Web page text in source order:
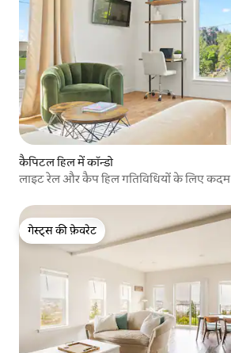
कैपिटल हिल में कॉन्डो
लाइट रेल और कैप हिल गतिविधियों के लिए कदम
गेस्ट्स की फ़ेवरेट
गेस्ट्स की फ़ेवरेट